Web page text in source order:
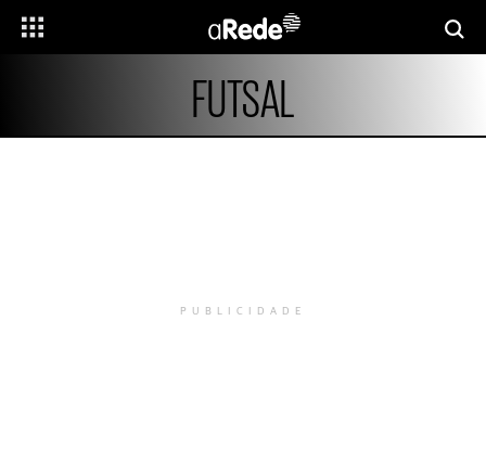
FUTSAL
PUBLICIDADE